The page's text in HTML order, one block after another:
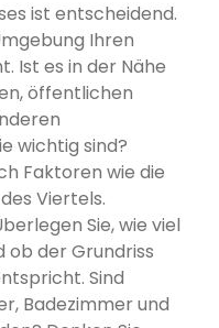
ist entscheidend.
Ihren
Ist es in der Nähe
öffentlichen
wichtig sind?
Faktoren wie die
Viertels.
Sie, wie viel
ob der Grundriss
Sind
Badezimmer und